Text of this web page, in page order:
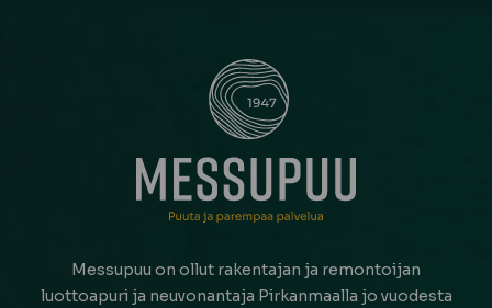
Messupuu on ollut rakentajan ja remontoijan
luottoapuri ja neuvonantaja Pirkanmaalla jo vuodesta